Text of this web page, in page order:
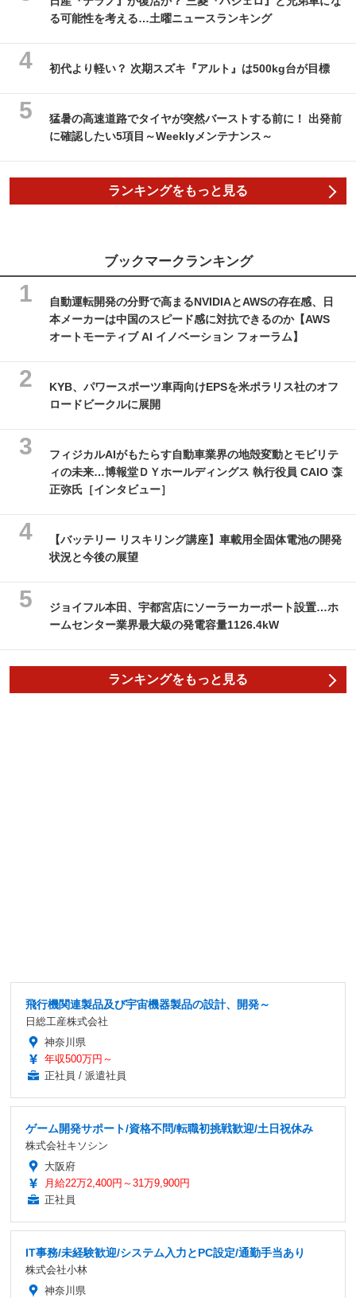
る可能性を考える…土曜ニュースランキング
初代より軽い？ 次期スズキ『アルト』は500kg台が目標
猛暑の高速道路でタイヤが突然バーストする前に！ 出発前
に確認したい5項目～Weeklyメンテナンス～
ランキングをもっと見る
ブックマークランキング
自動運転開発の分野で高まるNVIDIAとAWSの存在感、日
本メーカーは中国のスピード感に対抗できるのか【AWS
オートモーティブ AI イノベーション フォーラム】
KYB、パワースポーツ車両向けEPSを米ポラリス社のオフ
ロードビークルに展開
フィジカルAIがもたらす自動車業界の地殻変動とモビリテ
ィの未来…博報堂ＤＹホールディングス 執行役員 CAIO 森
正弥氏［インタビュー］
【バッテリー リスキリング講座】車載用全固体電池の開発
状況と今後の展望
ジョイフル本田、宇都宮店にソーラーカーポート設置…ホ
ームセンター業界最大級の発電容量1126.4kW
ランキングをもっと見る
飛行機関連製品及び宇宙機器製品の設計、開発～
日総工産株式会社
神奈川県
年収500万円～
正社員 / 派遣社員
ゲーム開発サポート/資格不問/転職初挑戦歓迎/土日祝休み
株式会社キソシン
大阪府
月給22万2,400円～31万9,900円
正社員
IT事務/未経験歓迎/システム入力とPC設定/通勤手当あり
株式会社小林
神奈川県